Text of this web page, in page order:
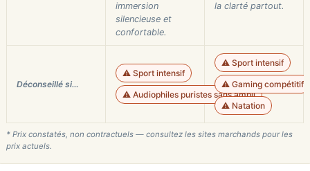
immersion
silencieuse et
confortable.
la clarté partout.
Déconseillé si…
⚠️ Sport intensif
⚠️ Audiophiles puristes sans ampli
⚠️ Sport intensif
⚠️ Gaming compétitif
⚠️ Natation
* Prix constatés, non contractuels — consultez les sites marchands pour les
prix actuels.